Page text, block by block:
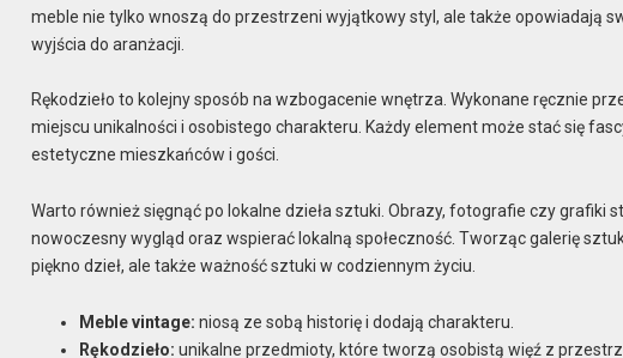
meble nie tylko wnoszą do przestrzeni wyjątkowy styl, ale także opowiadają
wyjścia do aranżacji.
Rękodzieło to kolejny sposób na wzbogacenie wnętrza. Wykonane ręcznie
miejscu unikalności i osobistego charakteru. Każdy element może stać się
estetyczne mieszkańców i gości.
Warto również sięgnąć po lokalne dzieła sztuki. Obrazy, fotografie czy
nowoczesny wygląd oraz wspierać lokalną społeczność. Tworząc galerię
piękno dzieł, ale także ważność sztuki w codziennym życiu.
Meble vintage: niosą ze sobą historię i dodają charakteru.
Rękodzieło: unikalne przedmioty, które tworzą osobistą więź z